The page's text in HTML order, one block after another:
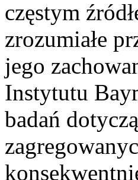
częstym
zrozumiałe
jego
Instytutu
badań